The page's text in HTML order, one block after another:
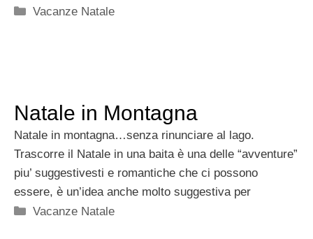
Categorie
Vacanze Natale
Natale in Montagna
Natale in montagna…senza rinunciare al lago.
Trascorre il Natale in una baita è una delle “avventure”
piu’ suggestivesti e romantiche che ci possono
essere, è un’idea anche molto suggestiva per
Categorie
Vacanze Natale